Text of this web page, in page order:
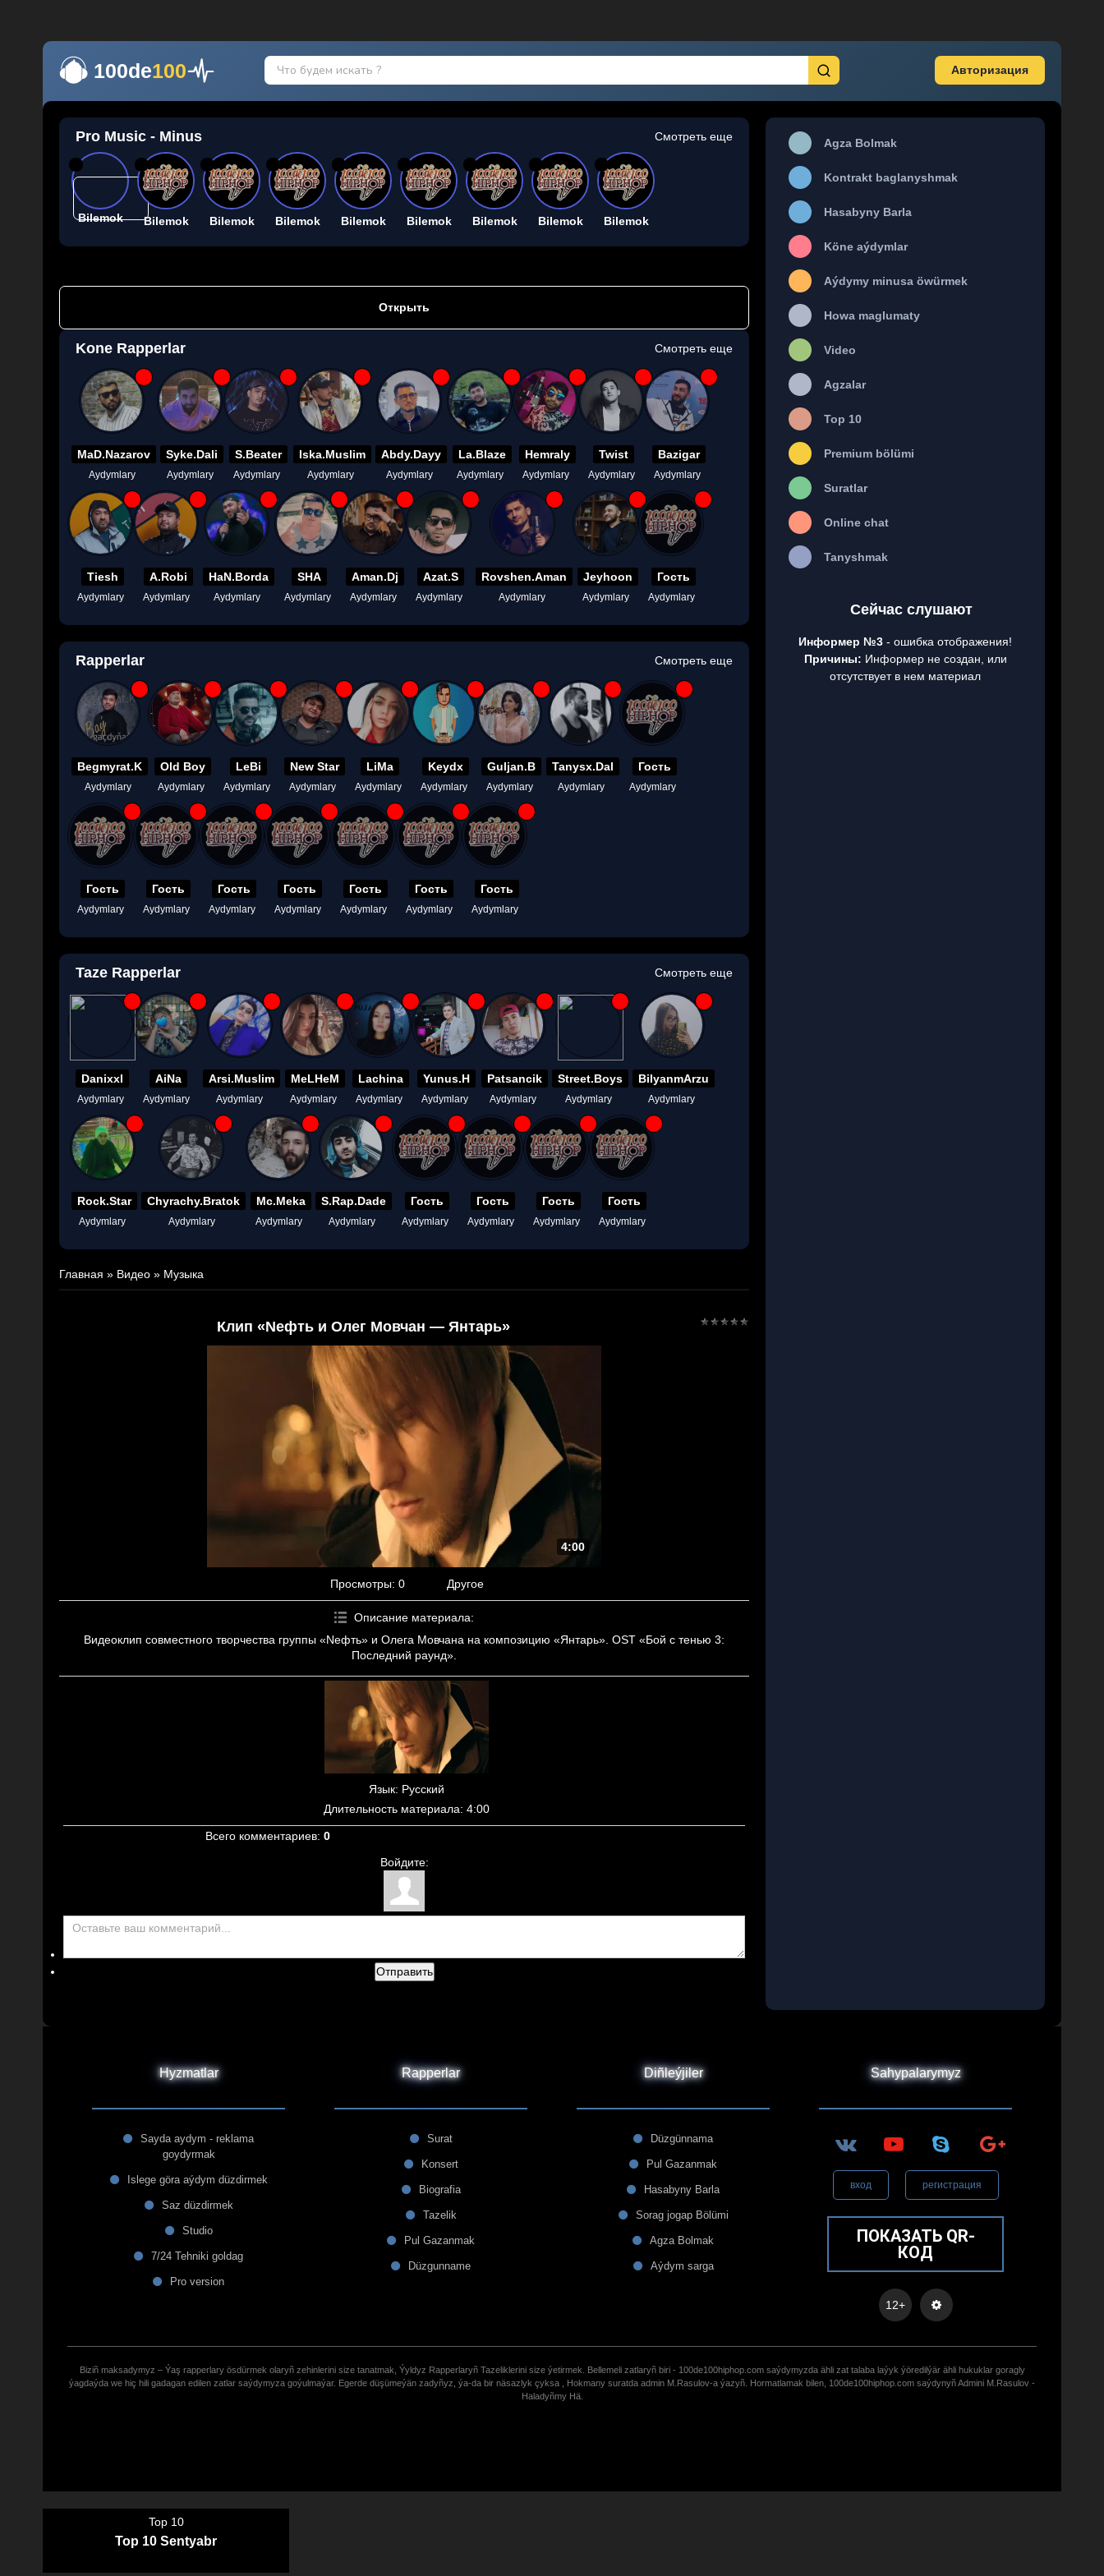
100de100 Авторизация
Pro Music - Minus Смотреть еще
Bilemok Bilemok Bilemok Bilemok Bilemok Bilemok Bilemok Bilemok Bilemok
Открыть
Kone Rapperlar Смотреть еще
MaD.Nazarov
Aydymlary
Syke.Dali
Aydymlary
S.Beater
Aydymlary
Iska.Muslim
Aydymlary
Abdy.Dayy
Aydymlary
La.Blaze
Aydymlary
Hemraly
Aydymlary
Twist
Aydymlary
Bazigar
Aydymlary
Tiesh
Aydymlary
A.Robi
Aydymlary
HaN.Borda
Aydymlary
SHA
Aydymlary
Aman.Dj
Aydymlary
Azat.S
Aydymlary
Rovshen.Aman
Aydymlary
Jeyhoon
Aydymlary
Гость
Aydymlary
Rapperlar Смотреть еще
Begmyrat.K
Aydymlary
Old Boy
Aydymlary
LeBi
Aydymlary
New Star
Aydymlary
LiMa
Aydymlary
Keydx
Aydymlary
Guljan.B
Aydymlary
Tanysx.Dal
Aydymlary
Гость
Aydymlary
Гость
Aydymlary
Гость
Aydymlary
Гость
Aydymlary
Гость
Aydymlary
Гость
Aydymlary
Гость
Aydymlary
Гость
Aydymlary
Taze Rapperlar Смотреть еще
Danixxl
Aydymlary
AiNa
Aydymlary
Arsi.Muslim
Aydymlary
MeLHeM
Aydymlary
Lachina
Aydymlary
Yunus.H
Aydymlary
Patsancik
Aydymlary
Street.Boys
Aydymlary
BilyanmArzu
Aydymlary
Rock.Star
Aydymlary
Chyrachy.Bratok
Aydymlary
Mc.Meka
Aydymlary
S.Rap.Dade
Aydymlary
Гость
Aydymlary
Гость
Aydymlary
Гость
Aydymlary
Гость
Aydymlary
Главная » Видео » Музыка
Клип «Nефть и Олег Мовчан — Янтарь»
4:00
Просмотры: 0 Другое
Описание материала:
Видеоклип совместного творчества группы «Nефть» и Олега Мовчана на композицию «Янтарь». OST «Бой с тенью 3:
Последний раунд».
Язык: Русский
Длительность материала: 4:00
Всего комментариев: 0
Войдите:
Отправить
Agza Bolmak
Kontrakt baglanyshmak
Hasabyny Barla
Köne aýdymlar
Aýdymy minusa öwürmek
Howa maglumaty
Video
Agzalar
Top 10
Premium bölümi
Suratlar
Online chat
Tanyshmak
Сейчас слушают
Информер №3 - ошибка отображения!
Причины: Информер не создан, или
отсутствует в нем материал
Hyzmatlar
Sayda aydym - reklama
goydyrmak
Islege göra aýdym düzdirmek
Saz düzdirmek
Studio
7/24 Tehniki goldag
Pro version
Rapperlar
Surat
Konsert
Biografia
Tazelik
Pul Gazanmak
Düzgunname
Diñleýjiler
Düzgünnama
Pul Gazanmak
Hasabyny Barla
Sorag jogap Bölümi
Agza Bolmak
Aýdym sarga
Sahypalarymyz
вход регистрация
ПОКАЗАТЬ QR-
КОД
12+
Biziñ maksadymyz – Ýaş rapperlary ösdürmek olaryñ zehinlerini size tanatmak, Ýyldyz Rapperlaryñ Tazeliklerini size ýetirmek. Bellemeli zatlaryñ biri - 100de100hiphop.com saýdymyzda ähli zat talaba laýyk ýöredilýär ähli hukuklar goragly
ýagdaýda we hiç hili gadagan edilen zatlar saýdymyza goýulmaýar. Egerde düşümeýän zadyñyz, ýa-da bir näsazlyk çyksa , Hokmany suratda admin M.Rasulov-a ýazyñ. Hormatlamak bilen, 100de100hiphop.com saýdynyñ Admini M.Rasulov -
Haladyñmy Hä.
Top 10
Top 10 Sentyabr